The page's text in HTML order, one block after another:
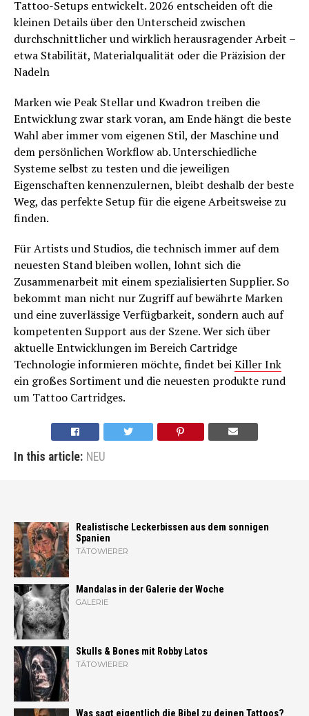
Tattoo-Setups entwickelt. 2026 entscheiden oft die
kleinen Details über den Unterscheid zwischen
durchschnittlicher und wirklich herausragender Arbeit –
etwa Stabilität, Materialqualität oder die Präzision der
Nadeln
Marken wie Peak Stellar und Kwadron treiben die
Entwicklung zwar stark voran, am Ende hängt die beste
Wahl aber immer vom eigenen Stil, der Maschine und
dem persönlichen Workflow ab. Unterschiedliche
Systeme selbst zu testen und die jeweiligen
Eigenschaften kennenzulernen, bleibt deshalb der beste
Weg, das perfekte Setup für die eigene Arbeitsweise zu
finden.
Für Artists und Studios, die technisch immer auf dem
neuesten Stand bleiben wollen, lohnt sich die
Zusammenarbeit mit einem spezialisierten Supplier. So
bekommt man nicht nur Zugriff auf bewährte Marken
und eine zuverlässige Verfügbarkeit, sondern auch auf
kompetenten Support aus der Szene. Wer sich über
aktuelle Entwicklungen im Bereich Cartridge
Technologie informieren möchte, findet beiKiller Ink
ein großes Sortiment und die neuesten produkte rund
um Tattoo Cartridges.
In this article: NEU
Realistische Leckerbissen aus dem sonnigen
Spanien
TÄTOWIERER
Mandalas in der Galerie der Woche
GALERIE
Skulls & Bones mit Robby Latos
TÄTOWIERER
Was sagt eigentlich die Bibel zu deinen Tattoos?